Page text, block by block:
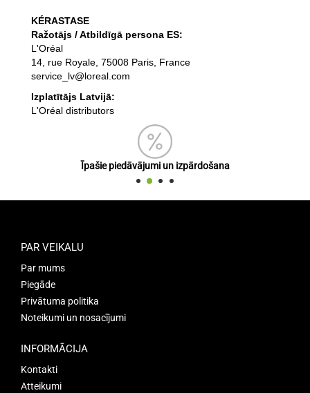
KÉRASTASE
Ražotājs / Atbildīgā persona ES:
L'Oréal
14, rue Royale, 75008 Paris, France
service_lv@loreal.com
Izplatītājs Latvijā:
L'Oréal distributors
Īpašie piedāvājumi un izpārdošana
PAR VEIKALU
Par mums
Piegāde
Privātuma politika
Noteikumi un nosacījumi
INFORMĀCIJA
Kontakti
Atteikumi